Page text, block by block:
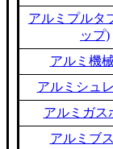
アルミプルタ
ップ)
アルミ機
アルミシュ
アルミガス
アルミブ